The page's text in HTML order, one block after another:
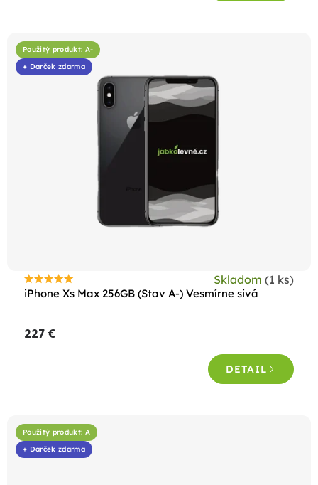
Použitý produkt: A-
+ Darček zdarma
iPhone Xs Max 256GB (Stav A-) Vesmírne sivá
Priemerné
je
Skladom (1 ks)
227 €
DETAIL
Použitý produkt: A
+ Darček zdarma